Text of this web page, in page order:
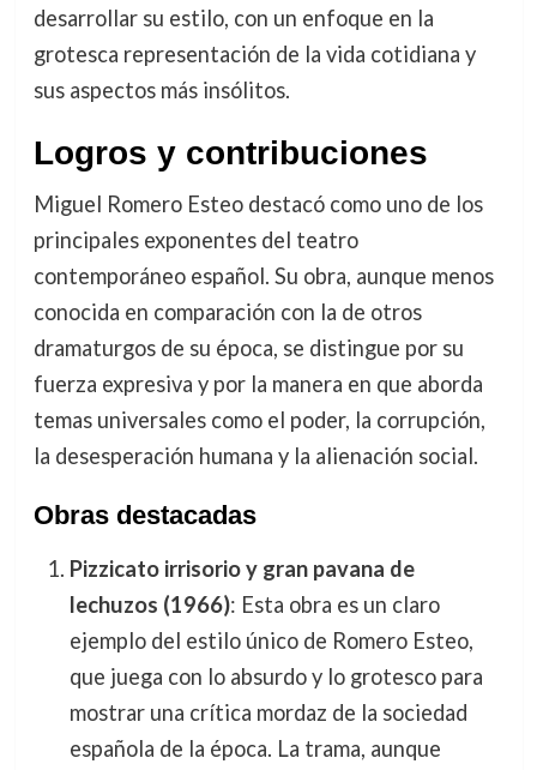
desarrollar su estilo, con un enfoque en la
grotesca representación de la vida cotidiana y
sus aspectos más insólitos.
Logros y contribuciones
Miguel Romero Esteo destacó como uno de los
principales exponentes del teatro
contemporáneo español. Su obra, aunque menos
conocida en comparación con la de otros
dramaturgos de su época, se distingue por su
fuerza expresiva y por la manera en que aborda
temas universales como el poder, la corrupción,
la desesperación humana y la alienación social.
Obras destacadas
Pizzicato irrisorio y gran pavana de
lechuzos (1966): Esta obra es un claro
ejemplo del estilo único de Romero Esteo,
que juega con lo absurdo y lo grotesco para
mostrar una crítica mordaz de la sociedad
española de la época. La trama, aunque